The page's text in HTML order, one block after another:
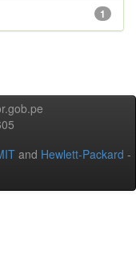
1
and Hewlett-Packard -